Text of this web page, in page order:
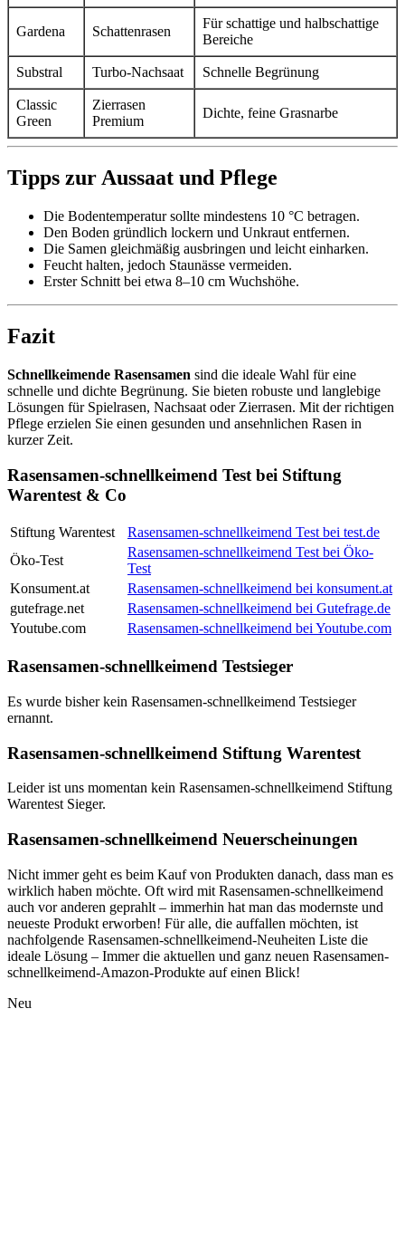
Gardena Schattenrasen
Für schattige und halbschattige
Bereiche
Substral Turbo-Nachsaat Schnelle Begrünung
Classic
Green
Zierrasen
Premium
Dichte, feine Grasnarbe
Tipps zur Aussaat und Pflege
Die Bodentemperatur sollte mindestens 10 °C betragen.
Den Boden gründlich lockern und Unkraut entfernen.
Die Samen gleichmäßig ausbringen und leicht einharken.
Feucht halten, jedoch Staunässe vermeiden.
Erster Schnitt bei etwa 8–10 cm Wuchshöhe.
Fazit
Schnellkeimende Rasensamen sind die ideale Wahl für eine
schnelle und dichte Begrünung. Sie bieten robuste und langlebige
Lösungen für Spielrasen, Nachsaat oder Zierrasen. Mit der richtigen
Pflege erzielen Sie einen gesunden und ansehnlichen Rasen in
kurzer Zeit.
Rasensamen-schnellkeimend Test bei Stiftung
Warentest & Co
Stiftung Warentest
Rasensamen-schnellkeimend Test bei test.de
Öko-Test
Rasensamen-schnellkeimend Test bei Öko-
Test
Konsument.at
Rasensamen-schnellkeimend bei konsument.at
gutefrage.net
Rasensamen-schnellkeimend bei Gutefrage.de
Youtube.com
Rasensamen-schnellkeimend bei Youtube.com
Rasensamen-schnellkeimend Testsieger
Es wurde bisher kein Rasensamen-schnellkeimend Testsieger
ernannt.
Rasensamen-schnellkeimend Stiftung Warentest
Leider ist uns momentan kein Rasensamen-schnellkeimend Stiftung
Warentest Sieger.
Rasensamen-schnellkeimend Neuerscheinungen
Nicht immer geht es beim Kauf von Produkten danach, dass man es
wirklich haben möchte. Oft wird mit Rasensamen-schnellkeimend
auch vor anderen geprahlt – immerhin hat man das modernste und
neueste Produkt erworben! Für alle, die auffallen möchten, ist
nachfolgende Rasensamen-schnellkeimend-Neuheiten Liste die
ideale Lösung – Immer die aktuellen und ganz neuen Rasensamen-
schnellkeimend-Amazon-Produkte auf einen Blick!
Neu